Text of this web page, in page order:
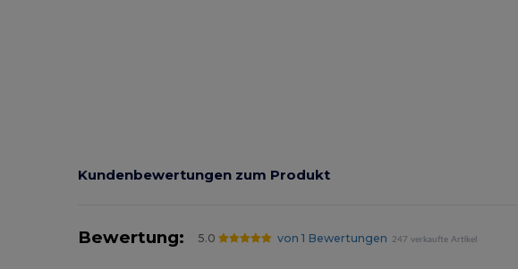
Kundenbewertungen zum Produkt
Bewertung: 5.0 von 1 Bewertungen 247 verkaufte Artikel